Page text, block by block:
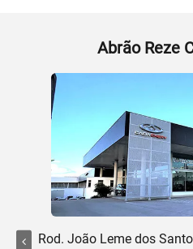
Abrão Reze
Rod. João Leme dos